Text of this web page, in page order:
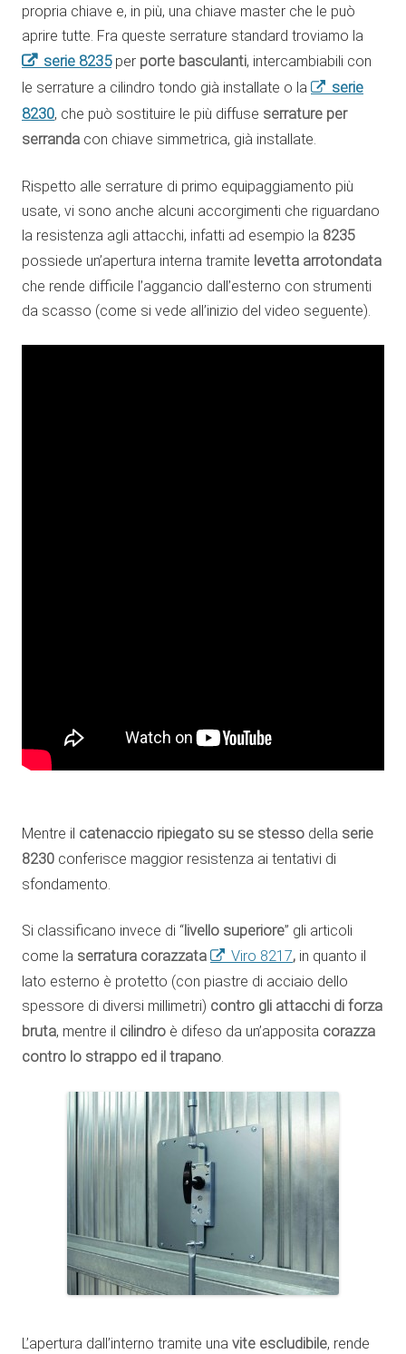
propria chiave e, in più, una chiave master che le può
aprire tutte. Fra queste serrature standard troviamo la
serie 8235per porte basculanti, intercambiabili con
le serrature a cilindro tondo già installate o la
serie
8230, che può sostituire le più diffuse serrature per
serranda con chiave simmetrica, già installate.
Rispetto alle serrature di primo equipaggiamento più
usate, vi sono anche alcuni accorgimenti che riguardano
la resistenza agli attacchi, infatti ad esempio la 8235
possiede un’apertura interna tramite levetta arrotondata
che rende difficile l’aggancio dall’esterno con strumenti
da scasso (come si vede all’inizio del video seguente).
Mentre il catenaccio ripiegato su se stesso della serie
8230 conferisce maggior resistenza ai tentativi di
sfondamento.
Si classificano invece di “ livello superiore” gli articoli
come la serratura corazzata Viro 8217, in quanto il
lato esterno è protetto (con piastre di acciaio dello
spessore di diversi millimetri) contro gli attacchi di forza
bruta, mentre il cilindro è difeso da un’apposita corazza
contro lo strappo ed il trapano.
L’apertura dall’interno tramite una vite escludibile, rende